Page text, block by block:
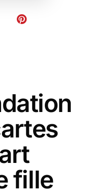
fille